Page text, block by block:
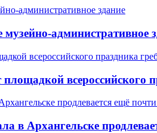
административное
всероссийского
в Архангельске